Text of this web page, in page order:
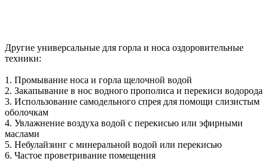
Другие универсальные для горла и носа оздоровительные
техники:
1. Промывание носа и горла щелочной водой
2. Закапывание в нос водного прополиса и перекиси водорода
3. Использование самодельного спрея для помощи слизистым
оболочкам
4. Увлажнение воздуха водой с перекисью или эфирными
маслами
5. Небулайзинг с минеральной водой или перекисью
6. Частое проветривание помещения